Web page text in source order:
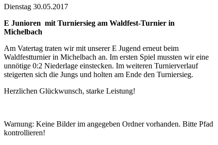
Dienstag 30.05.2017
E Junioren mit Turniersieg am Waldfest-Turnier in
Michelbach
Am Vatertag traten wir mit unserer E Jugend erneut beim
Waldfestturnier in Michelbach an. Im ersten Spiel mussten wir eine
unnötige 0:2 Niederlage einstecken. Im weiteren Turnierverlauf
steigerten sich die Jungs und holten am Ende den Turniersieg.
Herzlichen Glückwunsch, starke Leistung!
Warnung: Keine Bilder im angegeben Ordner vorhanden. Bitte Pfad
kontrollieren!